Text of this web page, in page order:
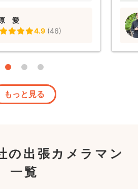
愛
4.9 (46)
もっと見る
の出張カメラマン
一覧